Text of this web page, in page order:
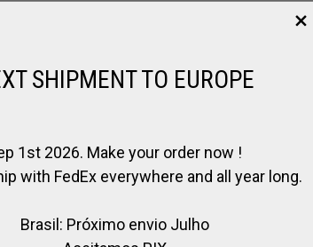
SHIPMENT TO EUROPE
1st 2026. Make your order now !
with FedEx everywhere and all year long.
Brasil: Próximo envio Julho